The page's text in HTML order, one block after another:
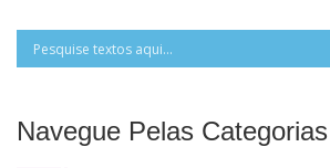
Navegue Pelas Categorias